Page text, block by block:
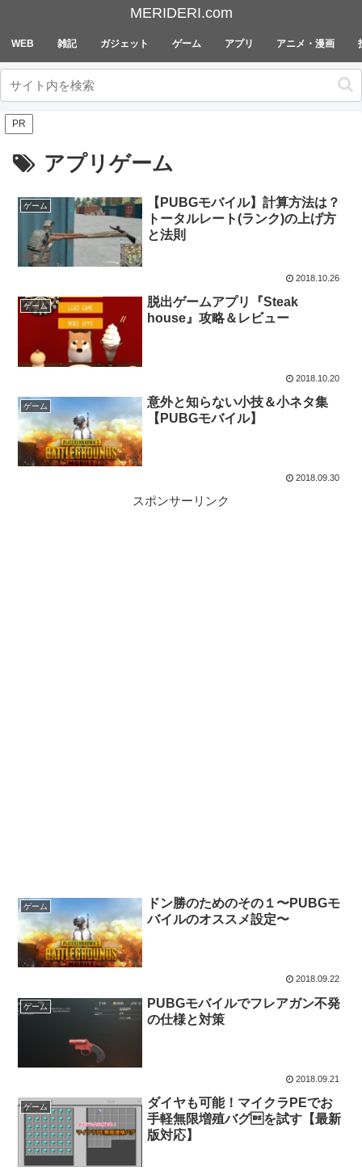
MERIDERI.com
WEB 雑記 ガジェット ゲーム アプリ アニメ・漫画
PR
アプリゲーム
ゲーム
【PUBGモバイル】計算方法は？
トータルレート(ランク)の上げ方
と法則
2018.10.26
ゲーム
脱出ゲームアプリ『Steak
house』攻略＆レビュー
2018.10.20
ゲーム
意外と知らない小技＆小ネタ集
【PUBGモバイル】
2018.09.30
スポンサーリンク
ゲーム
ドン勝のためのその１〜PUBGモ
バイルのオススメ設定〜
2018.09.22
ゲーム
PUBGモバイルでフレアガン不発
の仕様と対策
2018.09.21
ゲーム
ダイヤも可能！マイクラPEでお
手軽無限増殖バグを試す【最新
版対応】